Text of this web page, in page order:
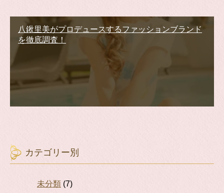
八鍬里美がプロデュースするファッションブランド
を徹底調査！
カテゴリー別
未分類 (7)